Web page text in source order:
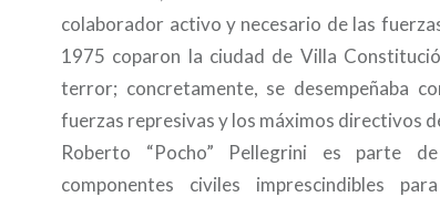
colaborador activo y necesario de las
1975 coparon la ciudad de Villa
terror; concretamente, se desempeñaba
fuerzas represivas y los máximos directivos
Roberto “Pocho” Pellegrini es parte
componentes civiles imprescindibles